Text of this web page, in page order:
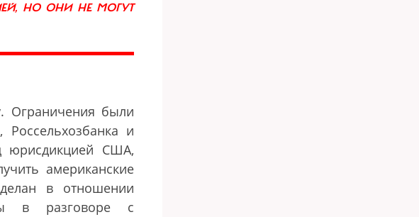
НО ОНИ НЕ МОГУТ
Ограничения были
и
юрисдикцией США,
американские
в отношении
в разговоре с